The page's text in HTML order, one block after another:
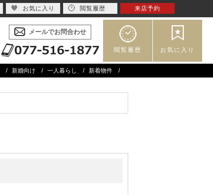
メールでお問合わせ
閲覧履歴 お気に入り
新婚向け 一人暮らし 新着物件
お気に入り 閲覧履歴 来店予約